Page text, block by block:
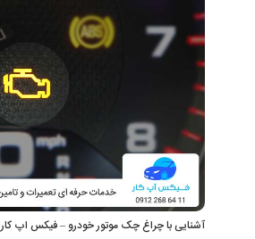
آشنایی با چراغ چک موتور خودرو – فیکس اپ کار